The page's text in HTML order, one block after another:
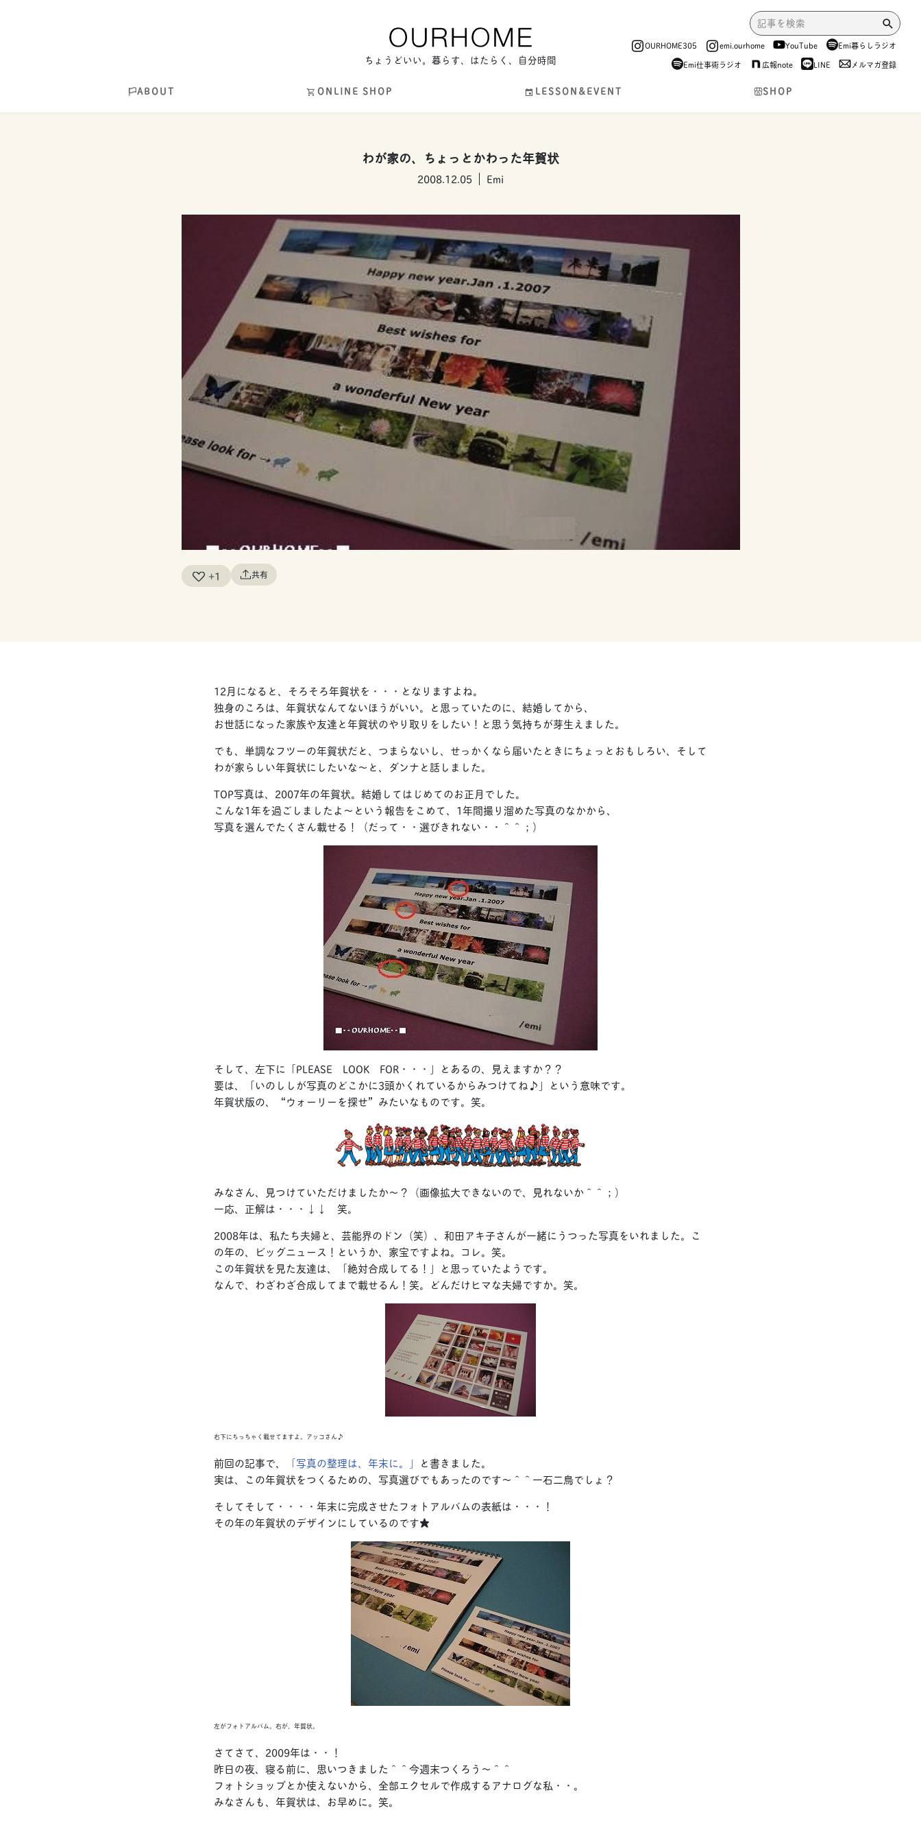
ちょうどいい。暮らす、はたらく、自分時間
OURHOME305 emi.ourhome YouTube
Emi暮らしラジオ
Emi仕事術ラジオ
広報note LINE メルマガ登録
ABOUT ONLINE SHOP LESSON&EVENT SHOP
わが家の、ちょっとかわった年賀状
2008.12.05 Emi
+1 共有
12月になると、そろそろ年賀状を・・・となりますよね。
独身のころは、年賀状なんてないほうがいい。と思っていたのに、結婚してから、
お世話になった家族や友達と年賀状のやり取りをしたい！と思う気持ちが芽生えました。
でも、単調なフツーの年賀状だと、つまらないし、せっかくなら届いたときにちょっとおもしろい、そして
わが家らしい年賀状にしたいな～と、ダンナと話しました。
TOP写真は、2007年の年賀状。結婚してはじめてのお正月でした。
こんな1年を過ごしましたよ～という報告をこめて、1年間撮り溜めた写真のなかから、
写真を選んでたくさん載せる！（だって・・選びきれない・・＾＾；）
そして、左下に「PLEASE LOOK FOR・・・」とあるの、見えますか？？
要は、「いのししが写真のどこかに3頭かくれているからみつけてね♪」という意味です。
年賀状版の、“ウォーリーを探せ”みたいなものです。笑。
みなさん、見つけていただけましたか～？（画像拡大できないので、見れないか＾＾；）
一応、正解は・・・↓↓ 笑。
2008年は、私たち夫婦と、芸能界のドン（笑）、和田アキ子さんが一緒にうつった写真をいれました。こ
の年の、ビッグニュース！というか、家宝ですよね。コレ。笑。
この年賀状を見た友達は、「絶対合成してる！」と思っていたようです。
なんで、わざわざ合成してまで載せるん！笑。どんだけヒマな夫婦ですか。笑。
右下にちっちゃく載せてますよ。アッコさん♪
前回の記事で、 「写真の整理は、年末に。」 と書きました。
実は、この年賀状をつくるための、写真選びでもあったのです～＾＾一石二鳥でしょ？
そしてそして・・・・年末に完成させたフォトアルバムの表紙は・・・！
その年の年賀状のデザインにしているのです★
左がフォトアルバム。右が、年賀状。
さてさて、2009年は・・！
昨日の夜、寝る前に、思いつきました＾＾今週末つくろう～＾＾
フォトショップとか使えないから、全部エクセルで作成するアナログな私・・。
みなさんも、年賀状は、お早めに。笑。